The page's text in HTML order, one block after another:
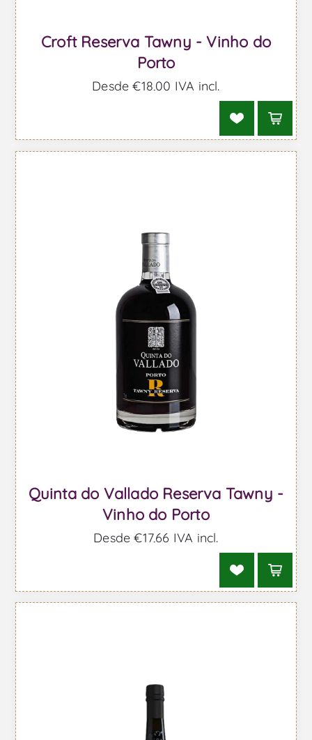
Croft Reserva Tawny - Vinho do
Porto
Desde €18,00 IVA incl.
Quinta do Vallado Reserva Tawny -
Vinho do Porto
Desde €17,66 IVA incl.